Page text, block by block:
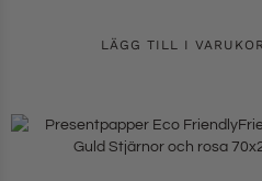
LÄGG TILL I